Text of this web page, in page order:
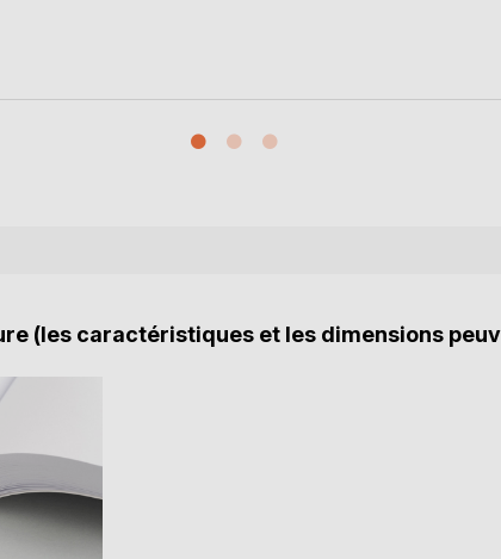
(les caractéristiques et les dimensions